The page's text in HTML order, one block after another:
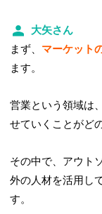
大矢さん
まず、 マーケット
ます。
営業という領域は
せていくことがど
その中で、アウト
外の人材を活用し
す。